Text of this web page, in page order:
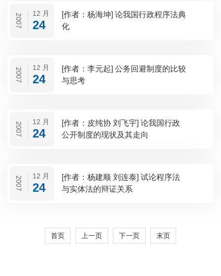
2007 12 月
24
[作者：杨海坤] 论我国行政程序法典
化
2007 12 月
24
[作者：李元起] 公务回避制度的比较
与思考
2007 12 月
24
[作者：皮纯协 刘飞宇] 论我国行政
公开制度的现状及其走向
2007 12 月
24
[作者：杨建顺 刘连泰] 试论程序法
与实体法的辩证关系
首页 上一页 下一页 末页